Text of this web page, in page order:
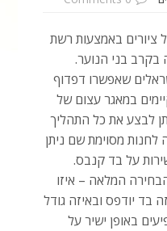
באמצעות רשת
בני הנוער.
שאפשרו דפדוף
במאגר עצום של
לבצע את כל התהליך
מסוימת שם ניתן
על בד קנבס.
המלאה – איזו
בד יודפס ובאיזה גודל
באופן ישיר על